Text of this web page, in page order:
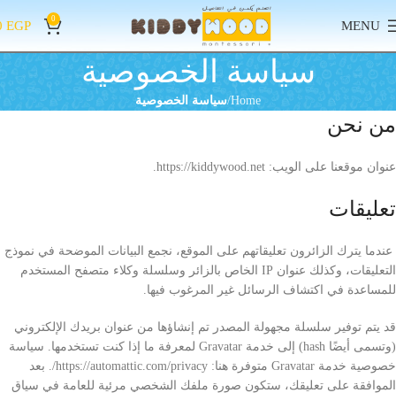
MENU
0
EGP
سياسة الخصوصية
Home سياسة الخصوصية
من نحن
عنوان موقعنا على الويب: https://kiddywood.net.
تعليقات
عندما يترك الزائرون تعليقاتهم على الموقع، نجمع البيانات الموضحة في نموذج
التعليقات، وكذلك عنوان IP الخاص بالزائر وسلسلة وكلاء متصفح المستخدم
للمساعدة في اكتشاف الرسائل غير المرغوب فيها.
قد يتم توفير سلسلة مجهولة المصدر تم إنشاؤها من عنوان بريدك الإلكتروني
(وتسمى أيضًا hash) إلى خدمة Gravatar لمعرفة ما إذا كنت تستخدمها. سياسة
خصوصية خدمة Gravatar متوفرة هنا: https://automattic.com/privacy/. بعد
الموافقة على تعليقك، ستكون صورة ملفك الشخصي مرئية للعامة في سياق